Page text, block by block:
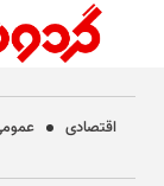
اقتصادی